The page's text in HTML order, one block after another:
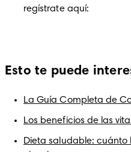
regístrate aquí:
Esto te puede
La Guía Completa de
Los beneficios de las
Dieta saludable: cuánto